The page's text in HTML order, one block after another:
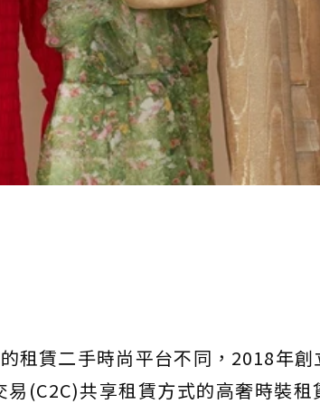
租賃二手時尚平台不同，2018年創
易(C2C)共享租賃方式的高奢時裝